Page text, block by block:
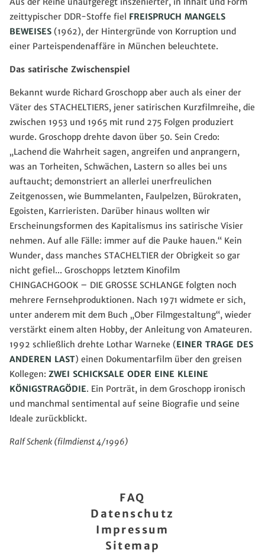
zeittypischer DDR-Stoffe fiel FREISPRUCH MANGELS
BEWEISES (1962), der Hintergründe von Korruption und
einer Parteispendenaffäre in München beleuchtete.
Das satirische Zwischenspiel
Bekannt wurde Richard Groschopp aber auch als einer der
Väter des STACHELTIERS, jener satirischen Kurzfilmreihe, die
zwischen 1953 und 1965 mit rund 275 Folgen produziert
wurde. Groschopp drehte davon über 50. Sein Credo:
„Lachend die Wahrheit sagen, angreifen und anprangern,
was an Torheiten, Schwächen, Lastern so alles bei uns
auftaucht; demonstriert an allerlei unerfreulichen
Zeitgenossen, wie Bummelanten, Faulpelzen, Bürokraten,
Egoisten, Karrieristen. Darüber hinaus wollten wir
Erscheinungsformen des Kapitalismus ins satirische Visier
nehmen. Auf alle Fälle: immer auf die Pauke hauen.“ Kein
Wunder, dass manches STACHELTIER der Obrigkeit so gar
nicht gefiel... Groschopps letztem Kinofilm
CHINGACHGOOK – DIE GROSSE SCHLANGE folgten noch
mehrere Fernsehproduktionen. Nach 1971 widmete er sich,
unter anderem mit dem Buch „Ober Filmgestaltung“, wieder
verstärkt einem alten Hobby, der Anleitung von Amateuren.
1992 schließlich drehte Lothar Warneke (EINER TRAGE DES
ANDEREN LAST) einen Dokumentarfilm über den greisen
Kollegen: ZWEI SCHICKSALE ODER EINE KLEINE
KÖNIGSTRAGÖDIE. Ein Porträt, in dem Groschopp ironisch
und manchmal sentimental auf seine Biografie und seine
Ideale zurückblickt.
Ralf Schenk (filmdienst 4/1996)
FAQ
Datenschutz
Impressum
Sitemap